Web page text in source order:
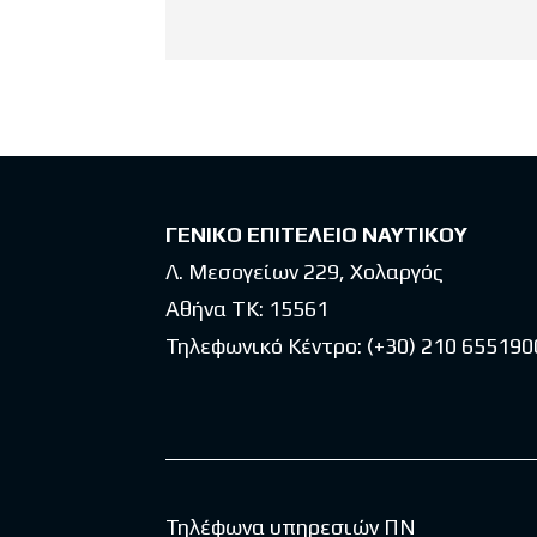
ΓΕΝΙΚΟ ΕΠΙΤΕΛΕΙΟ ΝΑΥΤΙΚΟΥ
Λ. Μεσογείων 229, Χολαργός
Αθήνα ΤΚ: 15561
Τηλεφωνικό Κέντρο: (+30) 210
Τηλέφωνα υπηρεσιών ΠΝ